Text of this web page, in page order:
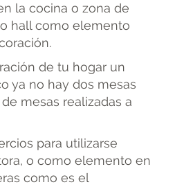
la cocina o zona de
hall como elemento
de tu hogar un
ya no hay dos mesas
mesas realizadas a
para utilizarse
o como elemento en
como es el